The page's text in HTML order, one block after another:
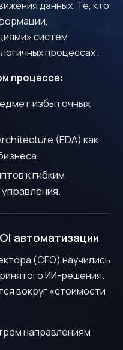
данных. Те, кто
систем
процессах.
процессе:
избыточных
(EDA) как
к гибким
автоматизации
(CFO) научились
ИИ-решения.
вокруг «стоимости
направлениям:
my personal data in